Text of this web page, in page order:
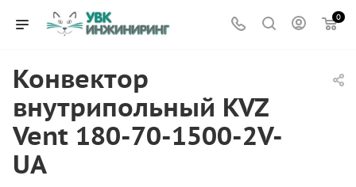
0
Конвектор
внутрипольный KVZ
Vent 180-70-1500-2V-
UA